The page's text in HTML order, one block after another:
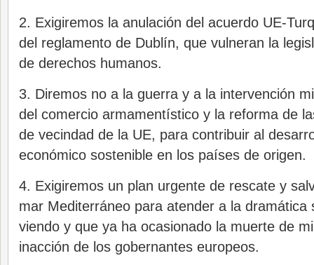
2. Exigiremos la anulación del acuerdo UE-
del reglamento de Dublín, que vulneran la
de derechos humanos.
3. Diremos no a la guerra y a la intervención
del comercio armamentístico y la reforma de
de vecindad de la UE, para contribuir al
económico sostenible en los países de origen.
4. Exigiremos un plan urgente de rescate y
mar Mediterráneo para atender a la dramática
viendo y que ya ha ocasionado la muerte de
inacción de los gobernantes europeos.